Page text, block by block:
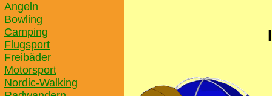
Angeln
Bowling
Camping
Flugsport
Freibäder
Motorsport
Nordic-Walking